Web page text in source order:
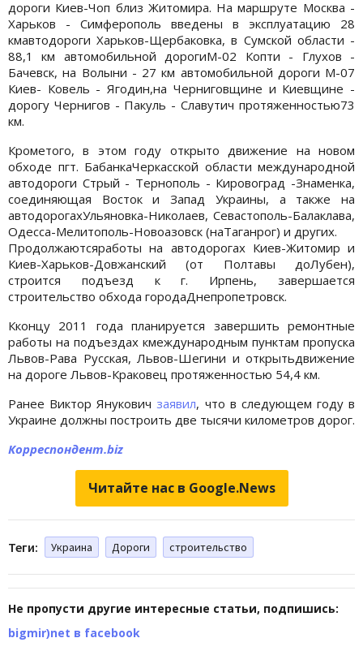
дороги Киев-Чоп близ Житомира. На маршруте Москва -
Харьков - Симферополь введены в эксплуатацию 28
кмавтодороги Харьков-Щербаковка, в Сумской области -
88,1 км автомобильной дорогиМ-02 Копти - Глухов -
Бачевск, на Волыни - 27 км автомобильной дороги М-07
Киев- Ковель - Ягодин,на Черниговщине и Киевщине -
дорогу Чернигов - Пакуль - Славутич протяженностью73
км.
Крометого, в этом году открыто движение на новом
обходе пгт. БабанкаЧеркасской области международной
автодороги Стрый - Тернополь - Кировоград -Знаменка,
соединяющая Восток и Запад Украины, а также на
автодорогахУльяновка-Николаев, Севастополь-Балаклава,
Одесса-Мелитополь-Новоазовск (наТаганрог) и других.
Продолжаютсяработы на автодорогах Киев-Житомир и
Киев-Харьков-Довжанский (от Полтавы доЛубен),
строится подъезд к г. Ирпень, завершается
строительство обхода городаДнепропетровск.
Кконцу 2011 года планируется завершить ремонтные
работы на подъездах кмеждународным пунктам пропуска
Львов-Рава Русская, Львов-Шегини и открытьдвижение
на дороге Львов-Краковец протяженностью 54,4 км.
Ранее Виктор Янукович заявил, что в следующем году в
Украине должны построить две тысячи километров дорог.
Корреспондент.biz
Читайте нас в Google.News
Теги: Украина Дороги строительство
Не пропусти другие интересные статьи, подпишись:
bigmir)net в facebook